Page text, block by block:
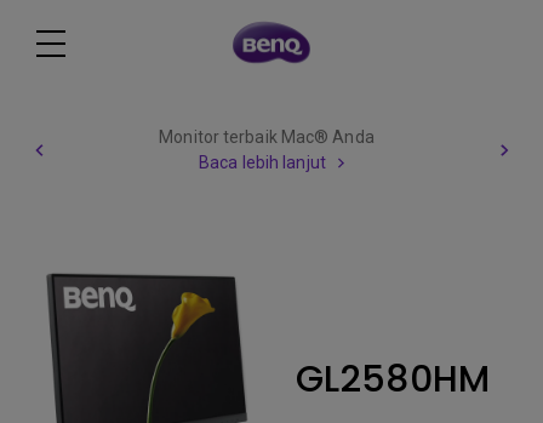
Monitor terbaik Mac® Anda
Baca lebih lanjut
GL2580HM